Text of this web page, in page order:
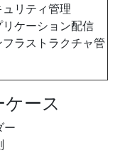
ュリティ管理
リケーション配信
フラストラクチャ管
ース
ー